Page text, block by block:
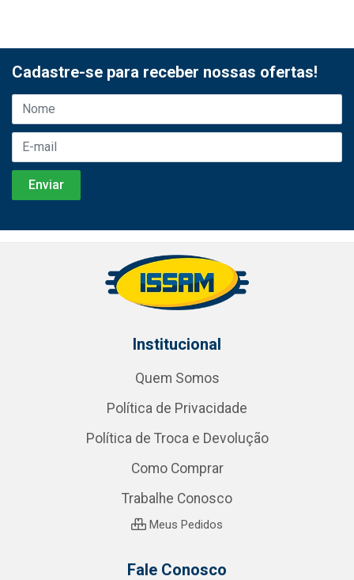
Cadastre-se para receber nossas ofertas!
Institucional
Quem Somos
Política de Privacidade
Política de Troca e Devolução
Como Comprar
Trabalhe Conosco
Meus Pedidos
Fale Conosco